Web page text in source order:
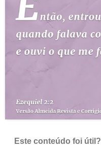
Este conteúdo foi útil?